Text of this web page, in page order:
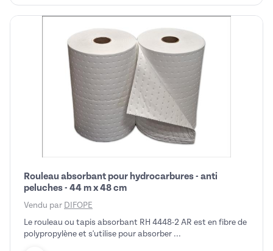
Rouleau absorbant pour hydrocarbures - anti
peluches - 44 m x 48 cm
Vendu par DIFOPE
Le rouleau ou tapis absorbant RH 4448-2 AR est en fibre de
polypropylène et s'utilise pour absorber ...